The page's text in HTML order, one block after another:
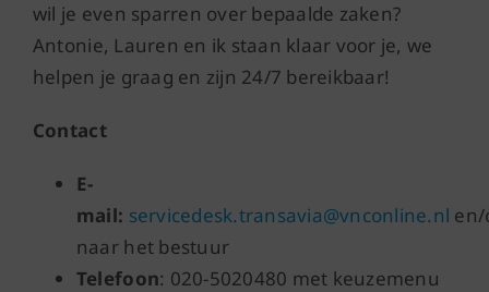
wil je even sparren over bepaalde zaken?
Antonie, Lauren en ik staan klaar voor je, we
helpen je graag en zijn 24/7 bereikbaar!
Contact
E-
mail: servicedesk.transavia@vnconline.nl
naar het bestuur
Telefoon: 020-5020480 met keuzemenu